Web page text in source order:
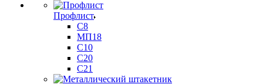
Профлист
С8
МП18
С10
С20
С21